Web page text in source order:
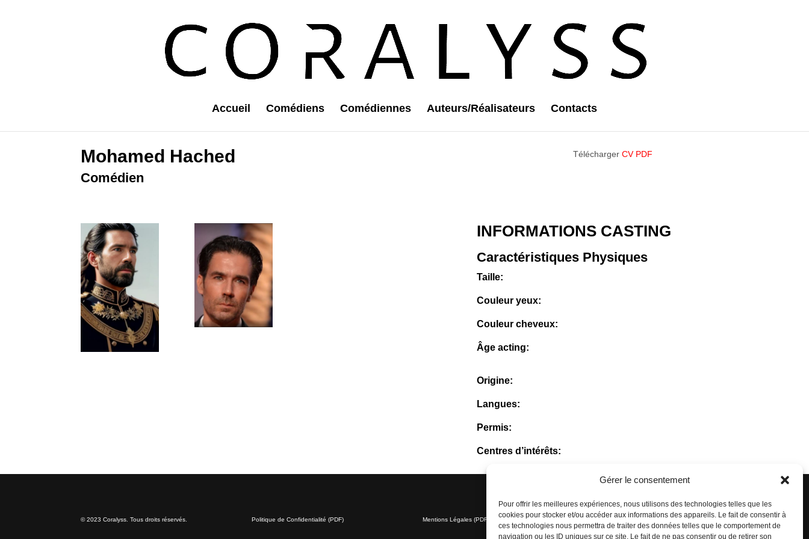
Gérer le consentement
Pour offrir les meilleures expériences, nous utilisons des technologies telles que les
cookies pour stocker et/ou accéder aux informations des appareils. Le fait de consentir à
ces technologies nous permettra de traiter des données telles que le comportement de
navigation ou les ID uniques sur ce site. Le fait de ne pas consentir ou de retirer son
Accueil Comédiens Comédiennes Auteurs/Réalisateurs Contacts
Mohamed Hached
Comédien
Télécharger CV PDF
INFORMATIONS CASTING
Caractéristiques Physiques
Taille:
Couleur yeux:
Couleur cheveux:
Âge acting:
Origine:
Langues:
Permis:
Centres d’intérêts:
© 2023 Coralyss. Tous droits réservés. Politique de Confidentialité (PDF) Mentions Légales (PDF) Linkedin